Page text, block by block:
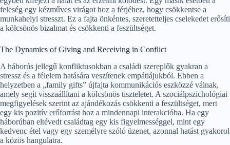
feleség egy kézműves virágot hoz a férjéhez, hogy csökkentse a
munkahelyi stresszt. Ez a fajta önkéntes, szeretetteljes cselekedet erősíti
a kölcsönös bizalmat és csökkenti a feszültséget.
The Dynamics of Giving and Receiving in Conflict
A háborús jellegű konfliktusokban a családi szereplők gyakran a
stressz és a félelem hatására veszítenek empátiájukból. Ebben a
helyzetben a „family gifts” újfajta kommunikációs eszközzé válnak,
amely segít visszaállítani a kölcsönös tiszteletet. A szociálpszichológiai
megfigyelések szerint az ajándékozás csökkenti a feszültséget, mert
egy kis pozitív erőforrást hoz a mindennapi interakcióba. Ha egy
háborúban eltévedt családtag egy kis figyelmességgel, mint egy
kedvenc étel vagy egy személyre szóló üzenet, azonnal hatást gyakorol
a közös hangulatra.